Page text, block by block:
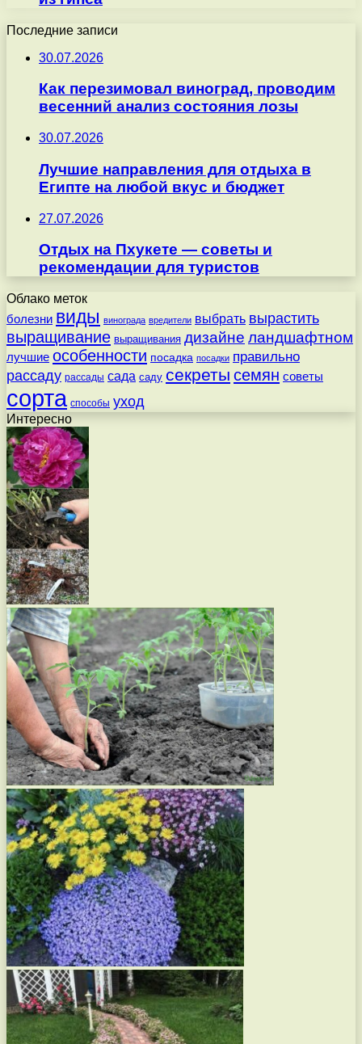
Последние записи
30.07.2026
Как перезимовал виноград, проводим
весенний анализ состояния лозы
30.07.2026
Лучшие направления для отдыха в
Египте на любой вкус и бюджет
27.07.2026
Отдых на Пхукете — советы и
рекомендации для туристов
Облако меток
болезни виды винограда вредители выбрать вырастить
выращивание выращивания дизайне ландшафтном
лучшие особенности посадка посадки правильно
рассаду рассады сада саду секреты семян советы
сорта способы уход
Интересно